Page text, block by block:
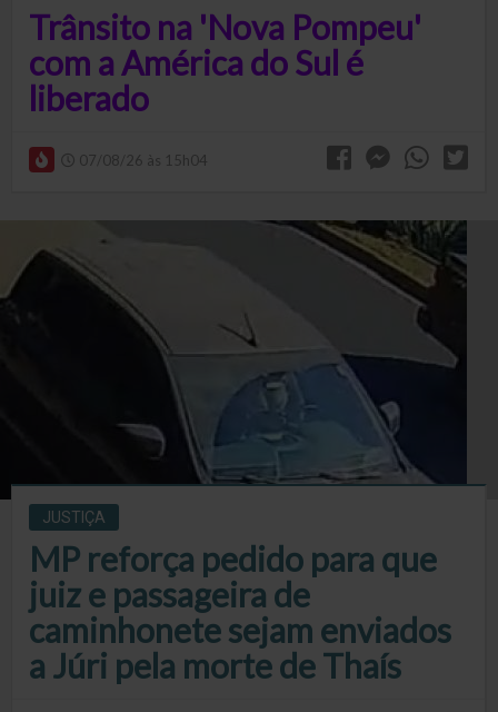
Trânsito na 'Nova Pompeu'
com a América do Sul é
liberado
07/08/26 às 15h04
JUSTIÇA
MP reforça pedido para que
juiz e passageira de
caminhonete sejam enviados
a Júri pela morte de Thaís